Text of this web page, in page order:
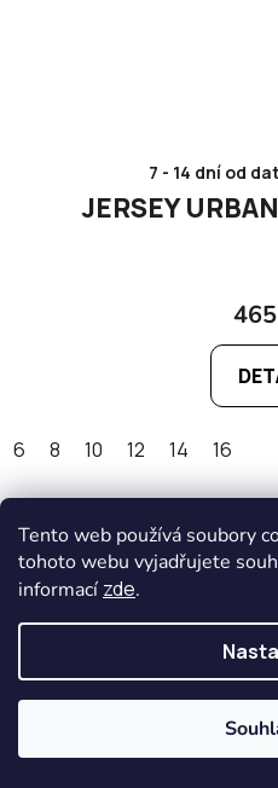
Tento web používá soubory
tohoto webu vyjadřujete
informací zde.
7 - 14 dní od
JERSEY
6 8 10 12 14 16